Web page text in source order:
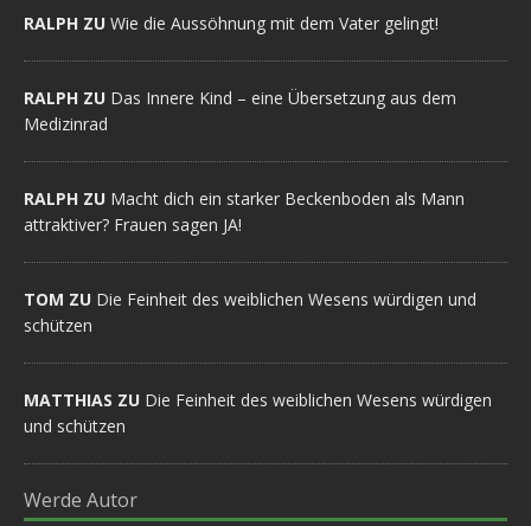
RALPH ZU Wie die Aussöhnung mit dem Vater gelingt!
RALPH ZU Das Innere Kind – eine Übersetzung aus dem
Medizinrad
RALPH ZU Macht dich ein starker Beckenboden als Mann
attraktiver? Frauen sagen JA!
TOM ZU Die Feinheit des weiblichen Wesens würdigen und
schützen
MATTHIAS ZU Die Feinheit des weiblichen Wesens würdigen
und schützen
Werde Autor